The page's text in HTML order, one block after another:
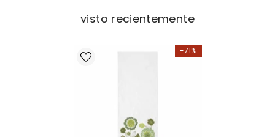
visto recientemente
-71%